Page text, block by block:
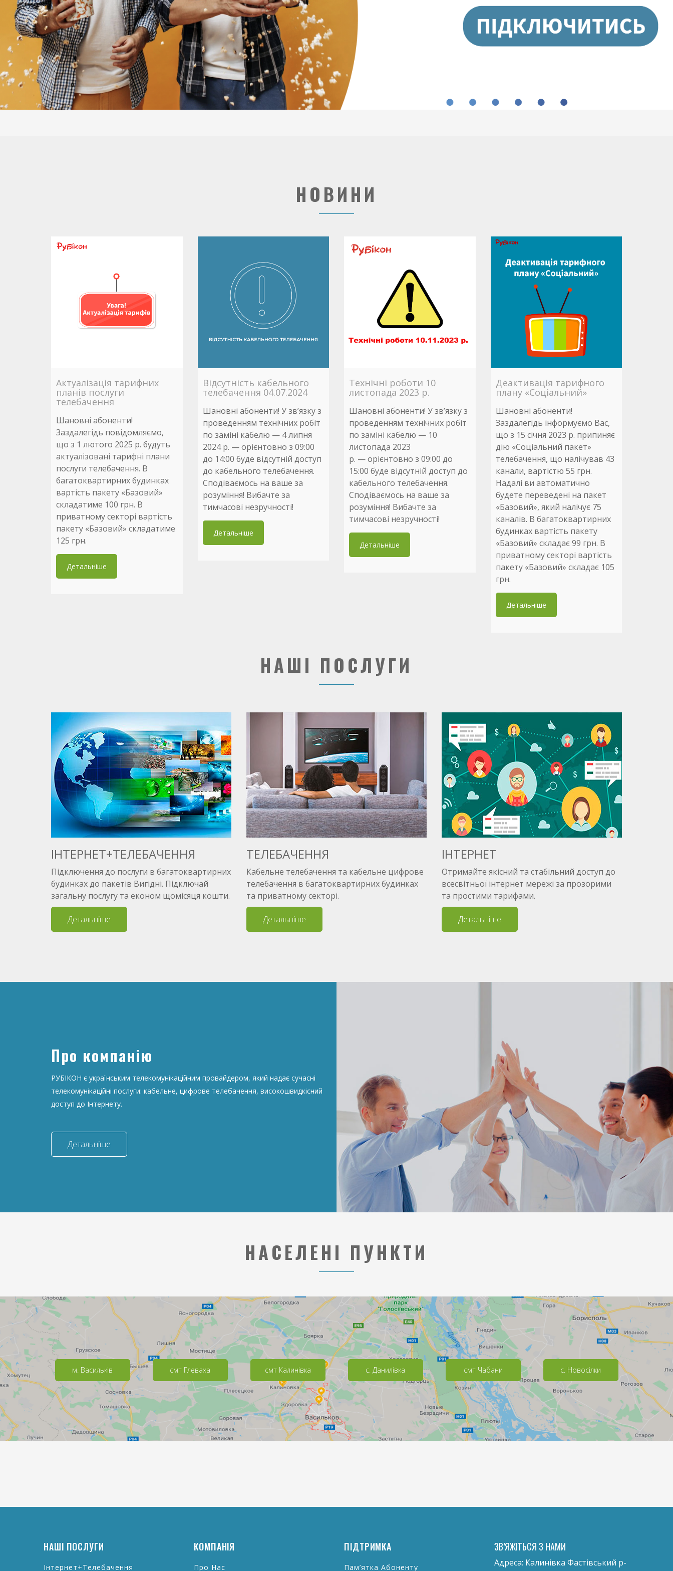
НОВИНИ
Актуалізація тарифних
планів послуги
телебачення
Шановні абоненти!
Заздалегідь повідомляємо,
що з 1 лютого 2025 р. будуть
актуалізовані тарифні плани
послуги телебачення. В
багатоквартирних будинках
вартість пакету «Базовий»
складатиме 100 грн. В
приватному секторі вартість
пакету «Базовий» складатиме
125 грн.
Детальніше
Відсутність кабельного
телебачення 04.07.2024
Шановні абоненти! У зв’язку з
проведенням технічних робіт
по заміні кабелю — 4 липня
2024 р. — орієнтовно з 09:00
до 14:00 буде відсутній доступ
до кабельного телебачення.
Сподіваємось на ваше за
розуміння! Вибачте за
тимчасові незручності!
Детальніше
Технічні роботи 10
листопада 2023 р.
Шановні абоненти! У зв’язку з
проведенням технічних робіт
по заміні кабелю — 10
листопада 2023
р. — орієнтовно з 09:00 до
15:00 буде відсутній доступ до
кабельного телебачення.
Сподіваємось на ваше за
розуміння! Вибачте за
тимчасові незручності!
Детальніше
Деактивація тарифного
плану «Соціальний»
Шановні абоненти!
Заздалегідь інформуємо Вас,
що з 15 січня 2023 р. припиняє
дію «Соціальний пакет»
телебачення, що налічував 43
канали, вартістю 55 грн.
Надалі ви автоматично
будете переведені на пакет
«Базовий», який налічує 75
каналів. В багатоквартирних
будинках вартість пакету
«Базовий» складає 99 грн. В
приватному секторі вартість
пакету «Базовий» складає 105
грн.
Детальніше
НАШІ ПОСЛУГИ
ІНТЕРНЕТ+ТЕЛЕБАЧЕННЯ
Підключення до послуги в багатоквартирних
будинках до пакетів Вигідні. Підключай
загальну послугу та економ щомісяця кошти.
Детальніше
ТЕЛЕБАЧЕННЯ
Кабельне телебачення та кабельне цифрове
телебачення в багатоквартирних будинках
та приватному секторі.
Детальніше
ІНТЕРНЕТ
Отримайте якісний та стабільний доступ до
всесвітньої інтернет мережі за прозорими
та простими тарифами.
Детальніше
Про компанію
РУБІКОН є українським телекомунікаційним провайдером, який надає сучасні
телекомунікаційні послуги: кабельне, цифрове телебачення, високошвидкісний
доступ до Інтернету.
Детальніше
НАСЕЛЕНІ ПУНКТИ
м. Васильків смт Глеваха смт Калинівка с. Данилівка смт Чабани с. Новосілки
НАШІ ПОСЛУГИ
Інтернет+Телебачення
КОМПАНІЯ
Про Нас
ПІДТРИМКА
Пам’ятка Абоненту
ЗВ’ЯЖІТЬСЯ З НАМИ
Адреса: Калинівка Фастівський р-